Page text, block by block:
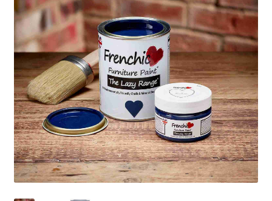
Blog / DIY / Tutorials
Over mij
Contact